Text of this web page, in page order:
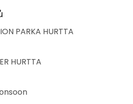
PARKA HURTTA
HURTTA